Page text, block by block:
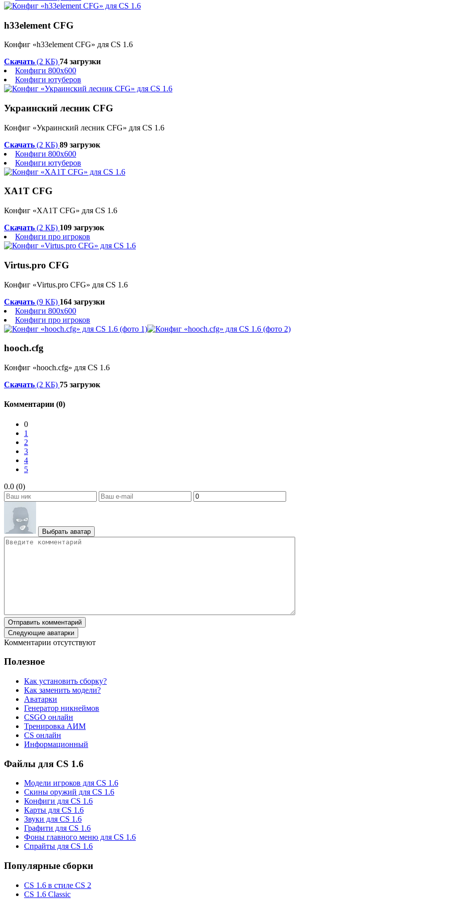
h33element CFG
Конфиг «h33element CFG» для CS 1.6
Скачать (2 КБ) 74 загрузки
Конфиги 800x600
Конфиги ютуберов
Украинский лесник CFG
Конфиг «Украинский лесник CFG» для CS 1.6
Скачать (2 КБ) 89 загрузок
Конфиги 800x600
Конфиги ютуберов
XA1T CFG
Конфиг «XA1T CFG» для CS 1.6
Скачать (2 КБ) 109 загрузок
Конфиги про игроков
Virtus.pro CFG
Конфиг «Virtus.pro CFG» для CS 1.6
Скачать (9 КБ) 164 загрузки
Конфиги 800x600
Конфиги про игроков
hooch.cfg
Конфиг «hooch.cfg» для CS 1.6
Скачать (2 КБ) 75 загрузок
Комментарии (0)
0
1
2
3
4
5
0.0 (0)
Выбрать аватар
Отправить комментарий
Следующие аватарки
Комментарии отсутствуют
Полезное
Как установить сборку?
Как заменить модели?
Аватарки
Генератор никнеймов
CSGO онлайн
Тренировка АИМ
CS онлайн
Информационный
Файлы для CS 1.6
Модели игроков для CS 1.6
Скины оружий для CS 1.6
Конфиги для CS 1.6
Карты для CS 1.6
Звуки для CS 1.6
Графити для CS 1.6
Фоны главного меню для CS 1.6
Спрайты для CS 1.6
Популярные сборки
CS 1.6 в стиле CS 2
CS 1.6 Classic